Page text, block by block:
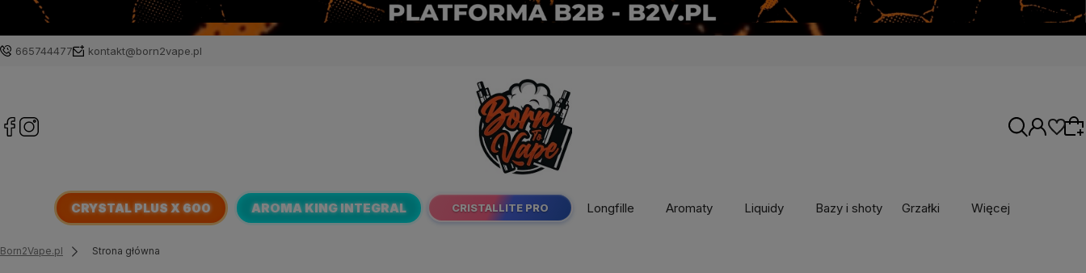
665744477 kontakt@born2vape.pl
CRYSTAL PLUS X 600 AROMA KING INTEGRAL CRISTALLITE PRO Longfille Aromaty Liquidy Bazy i shoty Grzałki Więcej
Born2Vape.pl Strona główna